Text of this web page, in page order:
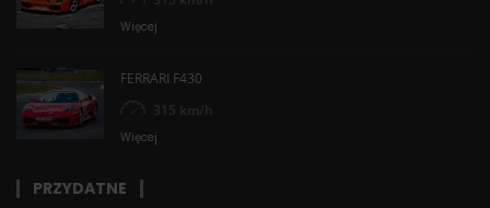
Więcej
FERRARI F430
315 km/h
Więcej
PRZYDATNE